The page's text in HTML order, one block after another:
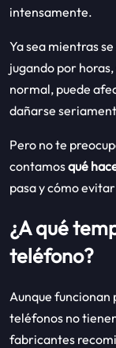
intensamente.
Ya sea mientras
jugando por
normal, puede
dañarse
Pero no te
contamosqué
pasa y cómo
¿A qué
teléfono?
Aunque funcionan
teléfonos no
fabricantes